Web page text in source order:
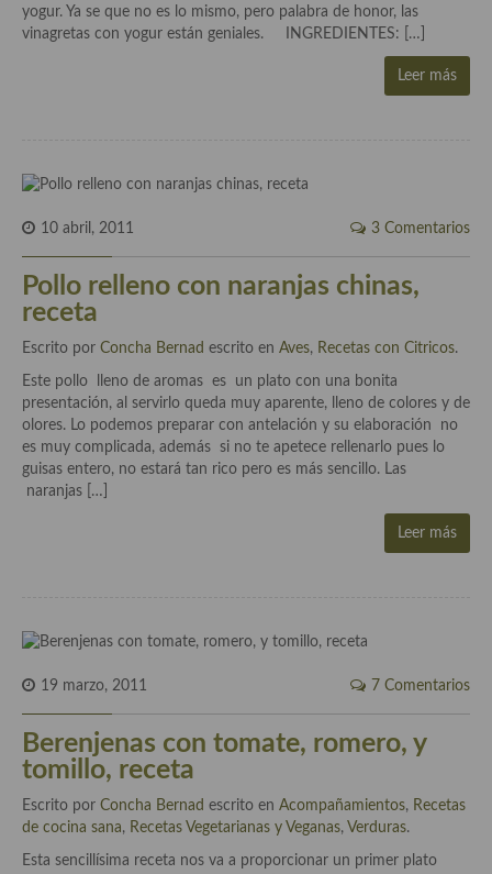
Cocina Holandesa
Cocina portuguesa
Cocina Rusa
Cocina Sueca
Cocina Suiza
Cocina Turca
yogur. Ya se que no es lo mismo, pero palabra de honor, las
vinagretas con yogur están geniales. INGREDIENTES: […]
Leer más
10 abril, 2011 3 Comentarios
Pollo relleno con naranjas chinas,
receta
Escrito por Concha Bernad escrito en Aves, Recetas con Citricos.
Este pollo lleno de aromas es un plato con una bonita
presentación, al servirlo queda muy aparente, lleno de colores y de
olores. Lo podemos preparar con antelación y su elaboración no
es muy complicada, además si no te apetece rellenarlo pues lo
guisas entero, no estará tan rico pero es más sencillo. Las
naranjas […]
Leer más
19 marzo, 2011 7 Comentarios
Berenjenas con tomate, romero, y
tomillo, receta
Escrito por Concha Bernad escrito en Acompañamientos, Recetas
de cocina sana, Recetas Vegetarianas y Veganas, Verduras.
Esta sencillísima receta nos va a proporcionar un primer plato